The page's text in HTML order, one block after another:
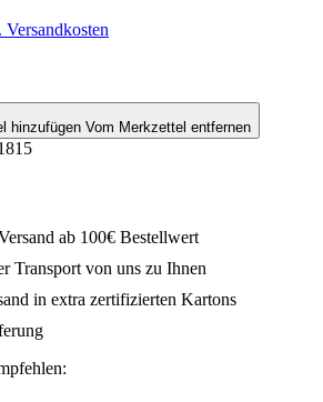
hinzufügen Vom Merkzettel entfernen
ab 100€ Bestellwert
Transport von uns zu Ihnen
in extra zertifizierten Kartons